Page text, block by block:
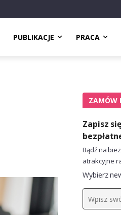
PUBLIKACJE PRACA
ZAMÓW
Zapisz
Bądź na
atrakcyjne
Wybierz